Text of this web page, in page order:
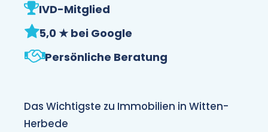
IVD-Mitglied
5,0 ★ bei Google
Persönliche Beratung
Das Wichtigste zu Immobilien in Witten-
Herbede